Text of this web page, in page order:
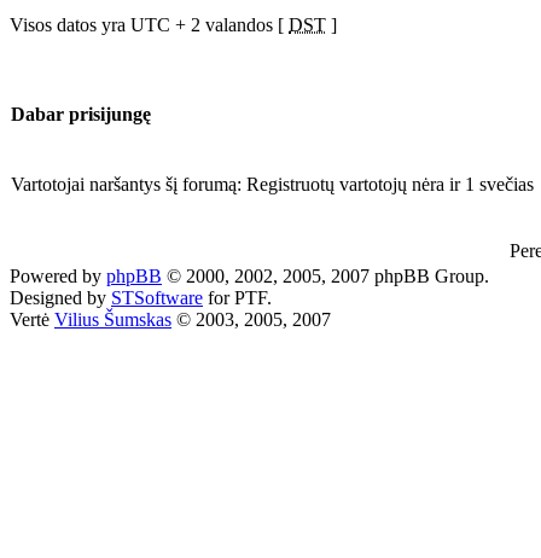
Visos datos yra UTC + 2 valandos [ DST ]
Dabar prisijungę
Vartotojai naršantys šį forumą: Registruotų vartotojų nėra ir 1 svečias
Powered by phpBB © 2000, 2002, 2005, 2007 phpBB Group.
Designed by STSoftware for PTF.
Vertė Vilius Šumskas © 2003, 2005, 2007